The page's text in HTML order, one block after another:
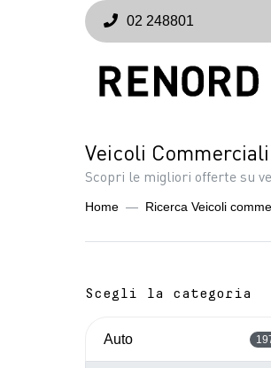
02 248801
Veicoli
Scopri le migliori offerte su
Home Ricerca Veicoli
Scegli la categoria
Auto